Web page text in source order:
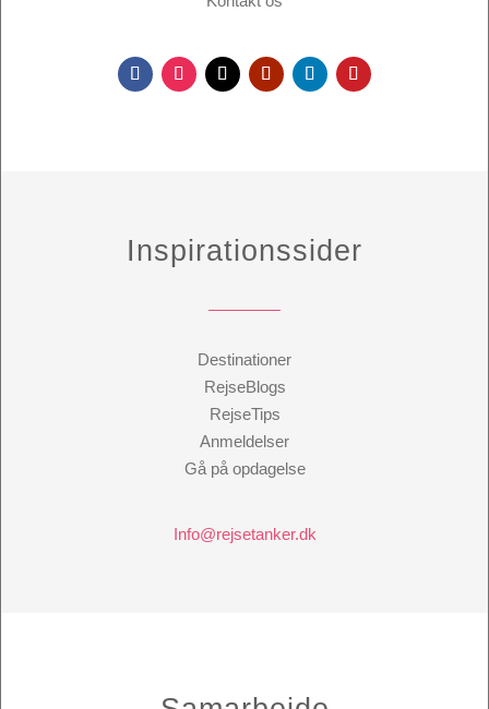
Inspirationssider
Destinationer
RejseBlogs
RejseTips
Anmeldelser
Gå på opdagelse
Info@rejsetanker.dk